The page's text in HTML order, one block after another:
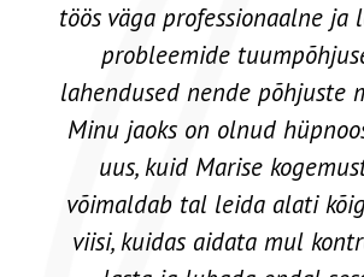
oma kursusi korraldab,
osalejatel püsida teravana
maksimaalselt teadmisi
läbi praktiliste harjutuste.
professionaalne ja tema
väga kvaliteetsed.
inimese eelistuste